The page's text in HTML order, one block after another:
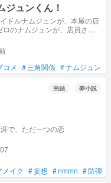
ジュンくん！
のナムジュンが、店員さん
ヘタレで挙動不審、でも時に
子の恋愛群像劇。 🎵
です。
コメ #三角関係 #ナムジュン
完結 夢小説
、ただ一つの恋
メイク #妄想 #nmmn #防弾